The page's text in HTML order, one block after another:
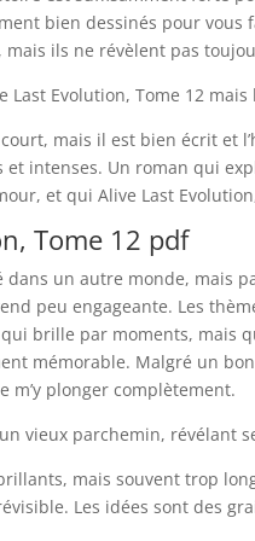
bien dessinés pour vous
ils ne révèlent pas
Evolution, Tome 12
mais il est bien écrit et
et intenses. Un roman qui
et qui Alive Last
Tome 12 pdf
un autre monde, mais
peu engageante. Les
brille par moments, mais
mémorable. Malgré un
m’y plonger complètement.
vieux parchemin, révélant
mais souvent trop
Les idées sont des